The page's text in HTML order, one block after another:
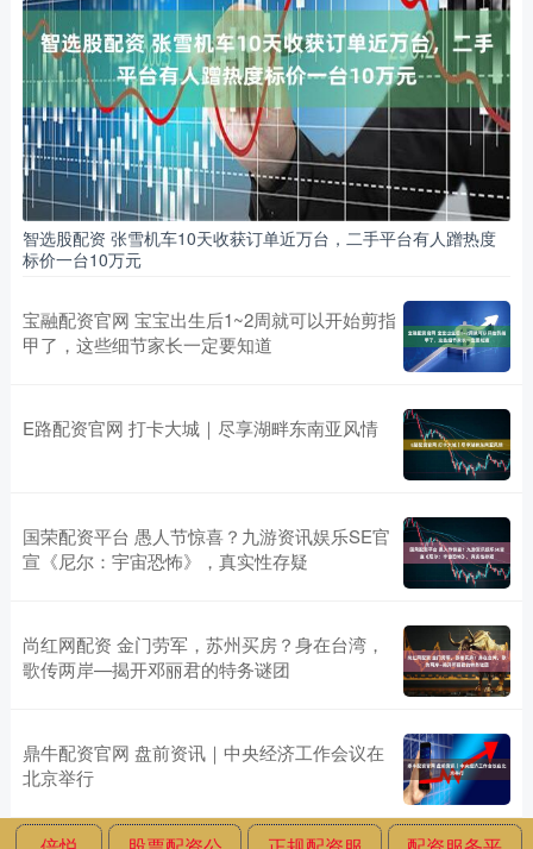
智选股配资 张雪机车10天收获订单近万台，二手平台有人蹭热度
标价一台10万元
宝融配资官网 宝宝出生后1~2周就可以开始剪指
甲了，这些细节家长一定要知道
E路配资官网 打卡大城｜尽享湖畔东南亚风情
国荣配资平台 愚人节惊喜？九游资讯娱乐SE官
宣《尼尔：宇宙恐怖》，真实性存疑
尚红网配资 金门劳军，苏州买房？身在台湾，
歌传两岸—揭开邓丽君的特务谜团
鼎牛配资官网 盘前资讯｜中央经济工作会议在
北京举行